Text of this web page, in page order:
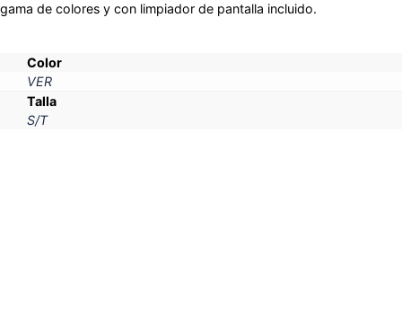
gama de colores y con limpiador de pantalla incluido.
Color
VER
Talla
S/T